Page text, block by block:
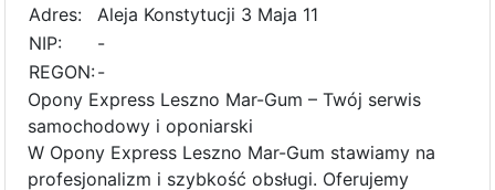
Adres:
Aleja Konstytucji 3 Maja 11
NIP:
-
REGON:-
Opony Express Leszno Mar-Gum – Twój serwis
samochodowy i oponiarski
W Opony Express Leszno Mar-Gum stawiamy na
profesjonalizm i szybkość obsługi. Oferujemy